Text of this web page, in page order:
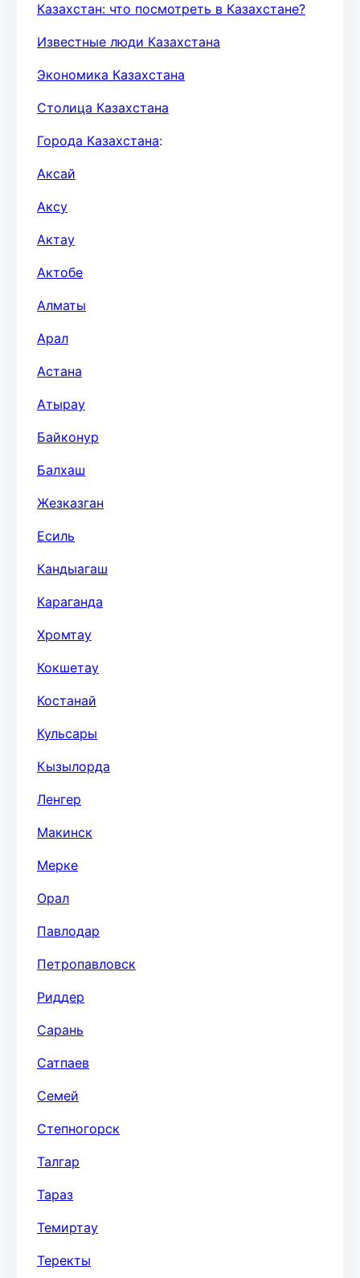
Казахстан: что посмотреть в Казахстане?
Известные люди Казахстана
Экономика Казахстана
Столица Казахстана
Города Казахстана:
Аксай
Аксу
Актау
Актобе
Алматы
Арал
Астана
Атырау
Байконур
Балхаш
Жезказган
Есиль
Кандыагаш
Караганда
Хромтау
Кокшетау
Костанай
Кульсары
Кызылорда
Ленгер
Макинск
Мерке
Орал
Павлодар
Петропавловск
Риддер
Сарань
Сатпаев
Семей
Степногорск
Талгар
Тараз
Темиртау
Теректы